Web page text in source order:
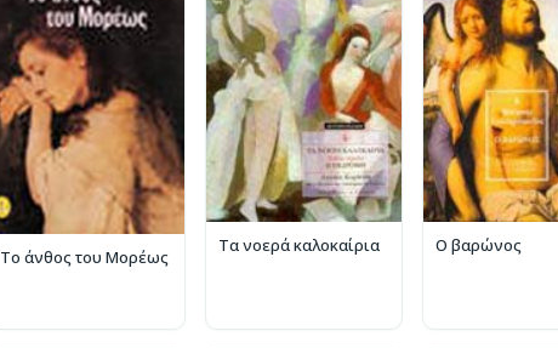
Το άνθος του Μορέως
Τα νοερά καλοκαίρια Ο βαρώνος